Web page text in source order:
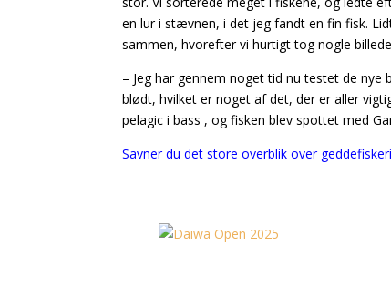
en lur i stævnen, i det jeg fandt en fin fisk.
sammen, hvorefter vi hurtigt tog nogle
– Jeg har gennem noget tid nu testet de
blødt, hvilket er noget af det, der er aller
pelagic i bass , og fisken blev spottet med
Savner du det store overblik over